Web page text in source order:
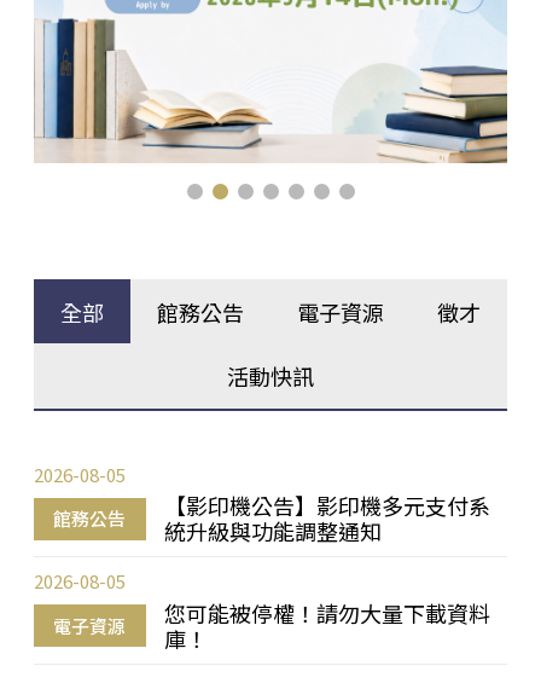
全部 館務公告 電子資源 徵才
活動快訊
館務公告
【影印機公告】影印機多元支付系
統升級與功能調整通知
2026-08-05
電子資源
您可能被停權！請勿大量下載資料
庫！
2026-08-05